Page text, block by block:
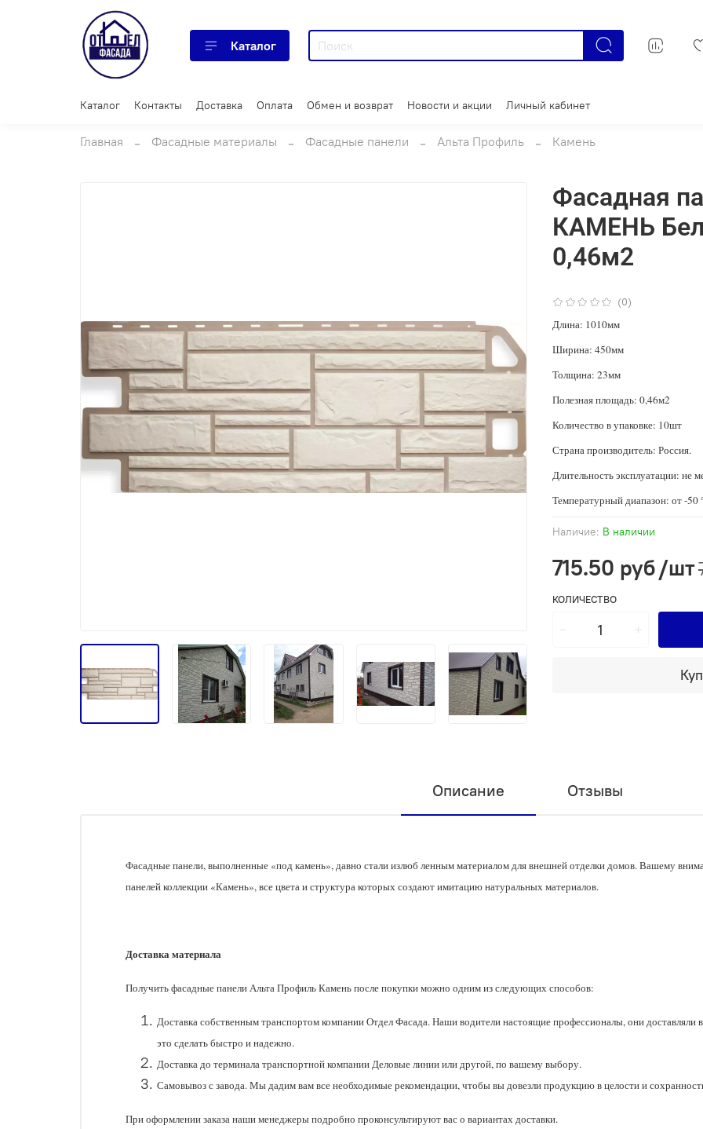
Каталог
Каталог Контакты Доставка Оплата Обмен и возврат Новости и акции Личный кабинет
Главная Фасадные материалы Фасадные панели Альта Профиль Камень
(0)
Наличие: В наличии
Фасадная
КАМЕНЬ
0,46м2
715.50 руб/шт
КОЛИЧЕСТВО
Длина: 1010мм
Ширина: 450мм
Толщина: 23мм
Полезная площадь: 0,46м2
Количество в упаковке: 10шт
Страна производитель: Россия.
Длительность эксплуатации: не
Температурный диапазон: от -50
Описание Отзывы
Фасадные панели, выполненные «под камень», давно стали излюб ленным материалом для внешней отделки домов. Вашему
панелей коллекции «Камень», все цвета и структура которых создают имитацию натуральных материалов.
Доставка материала
Получить фасадные панели Альта Профиль Камень после покупки можно одним из следующих способов:
Доставка собственным транспортом компании Отдел Фасада. Наши водители настоящие профессионалы, они
это сделать быстро и надежно.
Доставка до терминала транспортной компании Деловые линии или другой, по вашему выбору.
Самовывоз с завода. Мы дадим вам все необходимые рекомендации, чтобы вы довезли продукцию в целости и
При оформлении заказа наши менеджеры подробно проконсультируют вас о вариантах доставки.